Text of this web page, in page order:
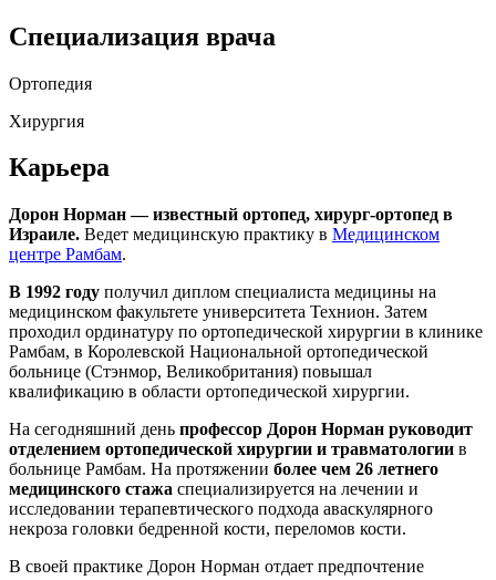
Специализация врача
Ортопедия
Хирургия
Карьера
Дорон Норман — известный ортопед, хирург-ортопед в
Израиле. Ведет медицинскую практику в Медицинском
центре Рамбам.
В 1992 году получил диплом специалиста медицины на
медицинском факультете университета Технион. Затем
проходил ординатуру по ортопедической хирургии в клинике
Рамбам, в Королевской Национальной ортопедической
больнице (Стэнмор, Великобритания) повышал
квалификацию в области ортопедической хирургии.
На сегодняшний день профессор Дорон Норман руководит
отделением ортопедической хирургии и травматологии в
больнице Рамбам. На протяжении более чем 26 летнего
медицинского стажа специализируется на лечении и
исследовании терапевтического подхода аваскулярного
некроза головки бедренной кости, переломов кости.
В своей практике Дорон Норман отдает предпочтение